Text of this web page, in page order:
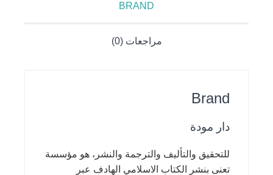
BRAND
مراجعات (0)
Brand
دار مودة
للتحقيق والتأليف والترجمة والنشر، هو مؤسسة
تعنى بنشر الكتاب الاسلامي الهادف عبر